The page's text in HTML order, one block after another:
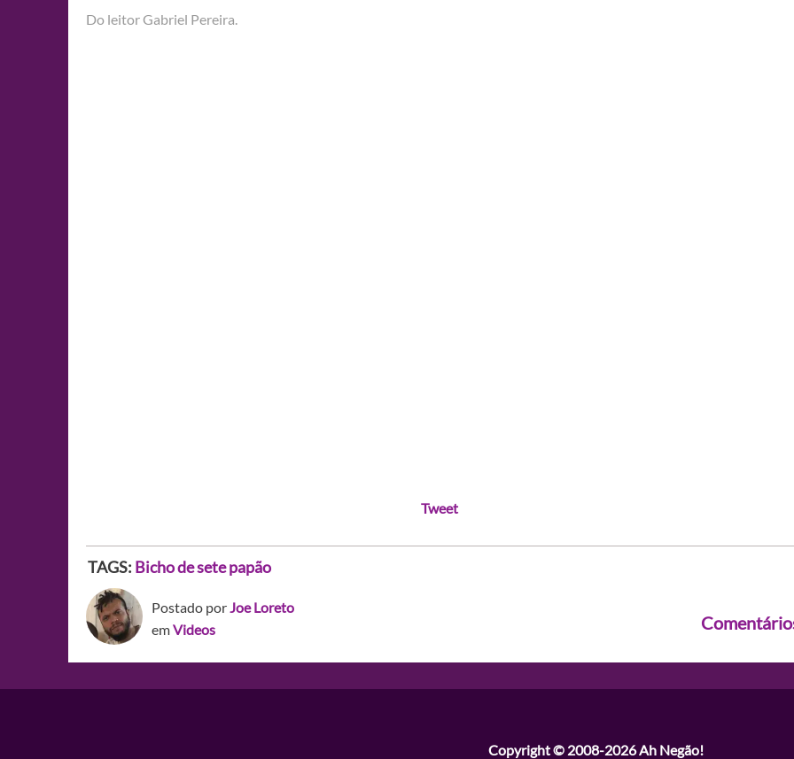
Do leitor Gabriel Pereira.
Tweet
TAGS: Bicho de sete papão
Postado porJoe Loreto
emVideos
Copyright © 2008-2026Ah Negão!